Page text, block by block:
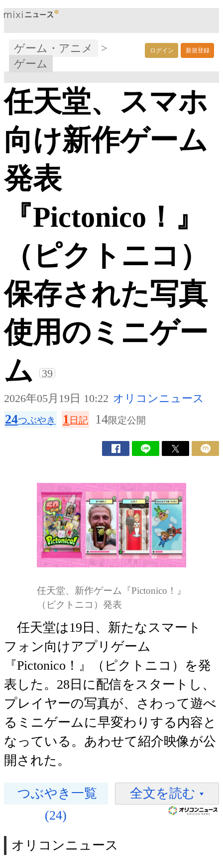
ログイン 新規登録
ゲーム・アニメ
>
ゲーム
任天堂、スマホ
向け新作ゲーム
発表
『Pictonico！』
（ピクトニコ）
保存された写真
使用のミニゲー
ム
39
2026年05月19日 10:22 オリコンニュース
24つぶやき 1 日記 14限定公開
任天堂、新作ゲーム『Pictonico！』
（ピクトニコ）発表
任天堂は19日、新たなスマート
フォン向けアプリゲーム
『Pictonico！』（ピクトニコ）を発
表した。28日に配信をスタートし、
プレイヤーの写真が、さわって遊べ
るミニゲームに早変わりする内容と
なっている。あわせて紹介映像が公
開された。
つぶやき一覧
(24)
全文を読む
オリコンニュース